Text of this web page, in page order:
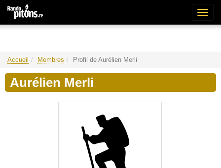
Accueil Membres Profil de Aurélien Merli
Aurélien Merli